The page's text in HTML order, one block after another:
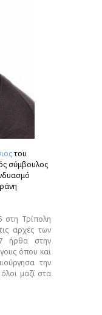
του
σύμβουλος
στη Τρίπολη
αρχές των
ήρθα στην
όπου και
την
μαζί στα